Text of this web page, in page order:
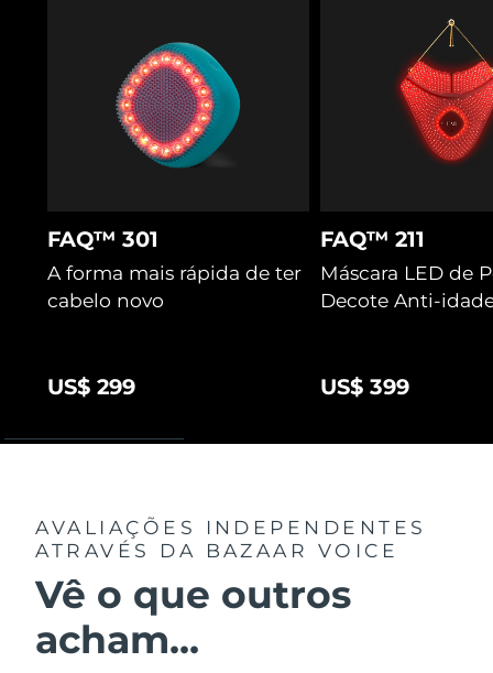
FAQ™ 301
A forma mais rápida de ter
cabelo novo
US$ 299
FAQ™ 211
Máscara LED de
Decote Anti-
US$ 399
AVALIAÇÕES INDEPENDENTES
ATRAVÉS DA BAZAAR VOICE
Vê o que outros
acham...